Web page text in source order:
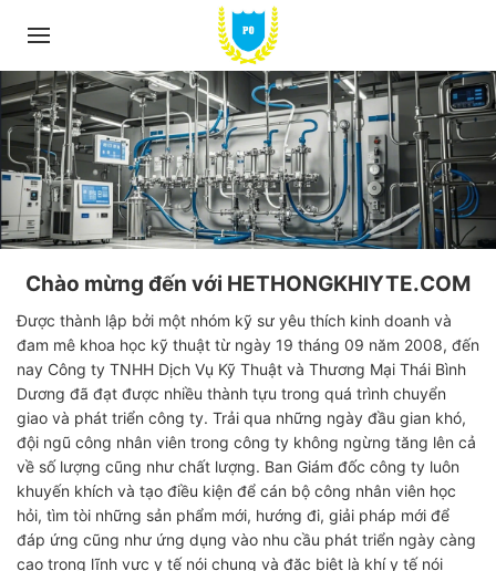
Chào mừng đến với HETHONGKHIYTE.COM
Được thành lập bởi một nhóm kỹ sư yêu thích kinh doanh và
đam mê khoa học kỹ thuật từ ngày 19 tháng 09 năm 2008, đến
nay Công ty TNHH Dịch Vụ Kỹ Thuật và Thương Mại Thái Bình
Dương đã đạt được nhiều thành tựu trong quá trình chuyển
giao và phát triển công ty. Trải qua những ngày đầu gian khó,
đội ngũ công nhân viên trong công ty không ngừng tăng lên cả
về số lượng cũng như chất lượng. Ban Giám đốc công ty luôn
khuyến khích và tạo điều kiện để cán bộ công nhân viên học
hỏi, tìm tòi những sản phẩm mới, hướng đi, giải pháp mới để
đáp ứng cũng như ứng dụng vào nhu cầu phát triển ngày càng
cao trong lĩnh vực y tế nói chung và đặc biệt là khí y tế nói